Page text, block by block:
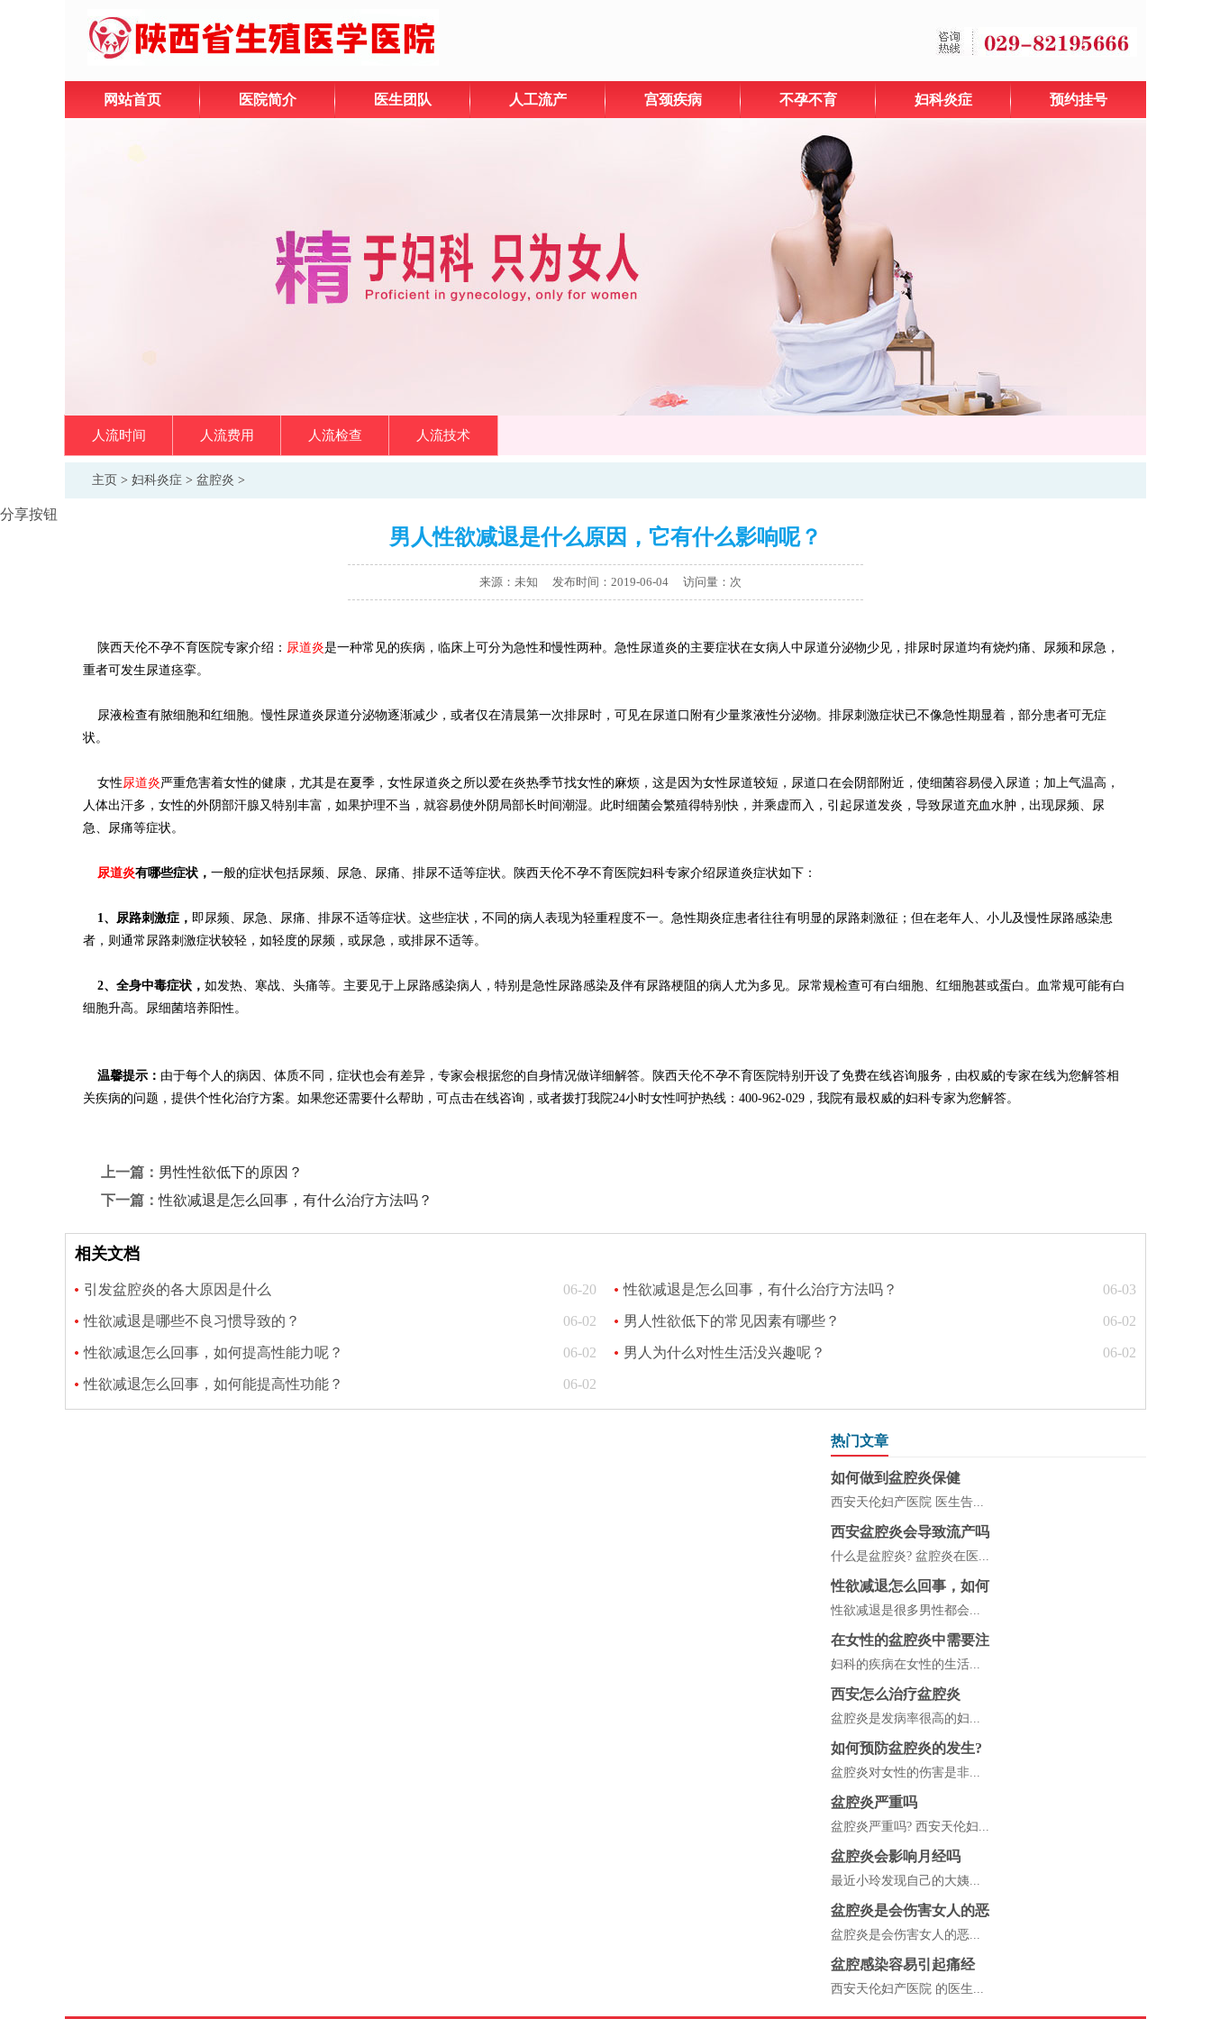
网站首页 医院简介 医生团队 人工流产 宫颈疾病 不孕不育 妇科炎症 预约挂号
人流时间 人流费用 人流检查 人流技术
主页 > 妇科炎症 > 盆腔炎 >
分享按钮
男人性欲减退是什么原因，它有什么影响呢？
来源：未知 发布时间：2019-06-04 访问量： 次
陕西天伦不孕不育医院专家介绍： 尿道炎是一种常见的疾病，临床上可分为急性和慢性两种。急性尿道炎的主要症状在女病人中尿道分泌物少见，排尿时尿道均有烧灼痛、尿频和尿急，
重者可发生尿道痉挛。
尿液检查有脓细胞和红细胞。慢性尿道炎尿道分泌物逐渐减少，或者仅在清晨第一次排尿时，可见在尿道口附有少量浆液性分泌物。排尿刺激症状已不像急性期显着，部分患者可无症
状。
女性尿道炎严重危害着女性的健康，尤其是在夏季，女性尿道炎之所以爱在炎热季节找女性的麻烦，这是因为女性尿道较短，尿道口在会阴部附近，使细菌容易侵入尿道；加上气温高，
人体出汗多，女性的外阴部汗腺又特别丰富，如果护理不当，就容易使外阴局部长时间潮湿。此时细菌会繁殖得特别快，并乘虚而入，引起尿道发炎，导致尿道充血水肿，出现尿频、尿
急、尿痛等症状。
尿道炎有哪些症状， 一般的症状包括尿频、尿急、尿痛、排尿不适等症状。陕西天伦不孕不育医院妇科专家介绍尿道炎症状如下：
1、尿路刺激症， 即尿频、尿急、尿痛、排尿不适等症状。这些症状，不同的病人表现为轻重程度不一。急性期炎症患者往往有明显的尿路刺激征；但在老年人、小儿及慢性尿路感染患
者，则通常尿路刺激症状较轻，如轻度的尿频，或尿急，或排尿不适等。
2、全身中毒症状， 如发热、寒战、头痛等。主要见于上尿路感染病人，特别是急性尿路感染及伴有尿路梗阻的病人尤为多见。尿常规检查可有白细胞、红细胞甚或蛋白。血常规可能有白
细胞升高。尿细菌培养阳性。
温馨提示： 由于每个人的病因、体质不同，症状也会有差异，专家会根据您的自身情况做详细解答。陕西天伦不孕不育医院特别开设了免费在线咨询服务，由权威的专家在线为您解答相
关疾病的问题，提供个性化治疗方案。如果您还需要什么帮助，可点击在线咨询，或者拨打我院24小时女性呵护热线：400-962-029，我院有最权威的妇科专家为您解答。
上一篇： 男性性欲低下的原因？
下一篇：性欲减退是怎么回事，有什么治疗方法吗？
相关文档
引发盆腔炎的各大原因是什么 06-20 性欲减退是怎么回事，有什么治疗方法吗？ 06-03
性欲减退是哪些不良习惯导致的？ 06-02 男人性欲低下的常见因素有哪些？ 06-02
性欲减退怎么回事，如何提高性能力呢？ 06-02 男人为什么对性生活没兴趣呢？ 06-02
性欲减退怎么回事，如何能提高性功能？ 06-02
热门文章
如何做到盆腔炎保健
西安天伦妇产医院 医生告...
西安盆腔炎会导致流产吗
什么是盆腔炎? 盆腔炎在医...
性欲减退怎么回事，如何
性欲减退是很多男性都会...
在女性的盆腔炎中需要注
妇科的疾病在女性的生活...
西安怎么治疗盆腔炎
盆腔炎是发病率很高的妇...
如何预防盆腔炎的发生?
盆腔炎对女性的伤害是非...
盆腔炎严重吗
盆腔炎严重吗? 西安天伦妇...
盆腔炎会影响月经吗
最近小玲发现自己的大姨...
盆腔炎是会伤害女人的恶
盆腔炎是会伤害女人的恶...
盆腔感染容易引起痛经
西安天伦妇产医院 的医生...